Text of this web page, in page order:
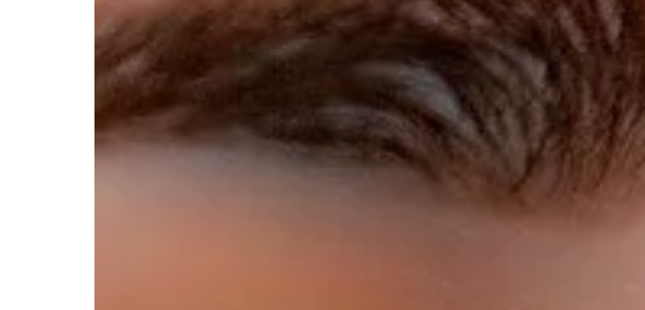
czym pamiętać?
Bary szybkiej obsługi w dalszym ciągu
cieszą się ogromną popularnością
wśród klientów w różnym wieku. Jest to
wynikiem stosunkowo niskiej […]